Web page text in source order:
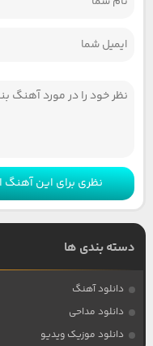
نظری برای این آهنگ
دسته بندی ها
دانلود آهنگ
دانلود مداحی
دانلود موزیک ویدیو